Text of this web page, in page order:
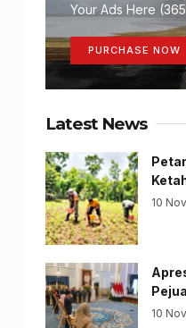
Your Ads Here
PURCHASE NOW
Latest News
10
10